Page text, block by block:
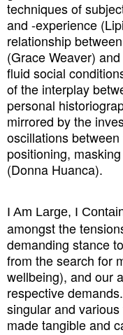
techniques of
and -experience
relationship
(Grace Weaver)
fluid social
of the interplay
personal
mirrored by the
oscillations
positioning,
(Donna Huanca).
I Am Large, I
amongst the
demanding stance
from the search for
wellbeing), and our
respective
singular and
made tangible and